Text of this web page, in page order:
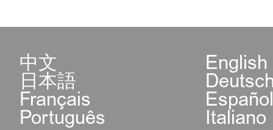
中文 English
日本語
Français
Português Italiano